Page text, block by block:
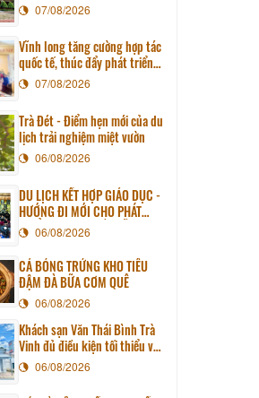
07/08/2026
Vĩnh long tăng cường hợp tác
quốc tế, thúc đẩy phát triển
du lịch qua chương trình làm
việc với đoàn công tác huyện
Sunchang (Hàn quốc)
07/08/2026
Trà Đét - Điểm hẹn mới của du
lịch trải nghiệm miệt vườn
06/08/2026
DU LỊCH KẾT HỢP GIÁO DỤC -
HƯỚNG ĐI MỚI CHO PHÁT
TRIỂN DU LỊCH BỀN VỮNG
06/08/2026
CÁ BÓNG TRỨNG KHO TIÊU
ĐẬM ĐÀ BỮA CƠM QUÊ
06/08/2026
Khách sạn Văn Thái Bình Trà
Vinh đủ điều kiện tối thiểu về
cơ sở vật chất kỹ thuật và
dịch vụ của cơ sở lưu trú du
lịch
06/08/2026